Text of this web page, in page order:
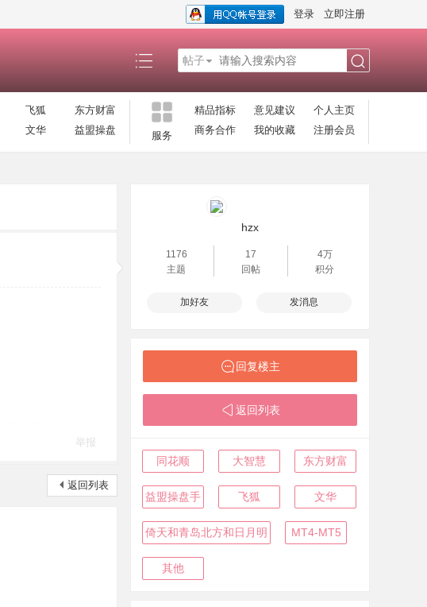
登录 立即注册
帖子
飞狐
东方财富
文华 益盟操盘 服务
精品指标 意见建议
个人主页
商务合作
我的收藏 注册会员
举报
返回列表
hzx
1176
主题
17
回帖
4万
积分
加好友 发消息
回复楼主
返回列表
同花顺 大智慧 东方财富
益盟操盘手 飞狐 文华
倚天和青岛北方和日月明 MT4-MT5
其他